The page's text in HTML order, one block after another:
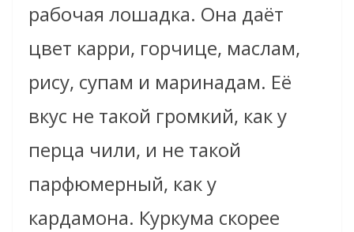
рабочая лошадка. Она даёт
цвет карри, горчице, маслам,
рису, супам и маринадам. Её
вкус не такой громкий, как у
перца чили, и не такой
парфюмерный, как у
кардамона. Куркума скорее